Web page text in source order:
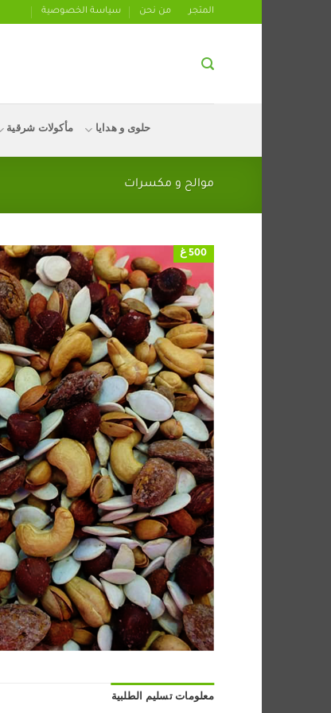
المتجر من نحن سياسة الخصوصية
حلوى و هدايا مأكولات شرقية
موالح و مكسرات
500 غ
معلومات تسليم الطلبية